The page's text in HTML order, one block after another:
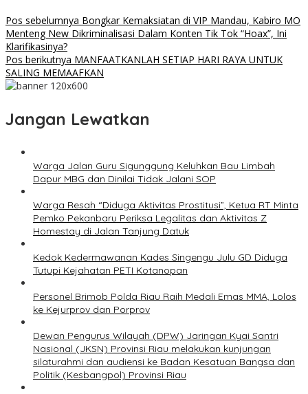
Pos sebelumnya Bongkar Kemaksiatan di VIP Mandau, Kabiro MO
Menteng New Dikriminalisasi Dalam Konten Tik Tok “Hoax”, Ini
Klarifikasinya?
Pos berikutnya MANFAATKANLAH SETIAP HARI RAYA UNTUK
SALING MEMAAFKAN
Jangan Lewatkan
Warga Jalan Guru Sigunggung Keluhkan Bau Limbah
Dapur MBG dan Dinilai Tidak Jalani SOP
Warga Resah “Diduga Aktivitas Prostitusi”, Ketua RT Minta
Pemko Pekanbaru Periksa Legalitas dan Aktivitas Z
Homestay di Jalan Tanjung Datuk
Kedok Kedermawanan Kades Singengu Julu GD Diduga
Tutupi Kejahatan PETI Kotanopan
Personel Brimob Polda Riau Raih Medali Emas MMA, Lolos
ke Kejurprov dan Porprov
Dewan Pengurus Wilayah (DPW) Jaringan Kyai Santri
Nasional (JKSN) Provinsi Riau melakukan kunjungan
silaturahmi dan audiensi ke Badan Kesatuan Bangsa dan
Politik (Kesbangpol) Provinsi Riau